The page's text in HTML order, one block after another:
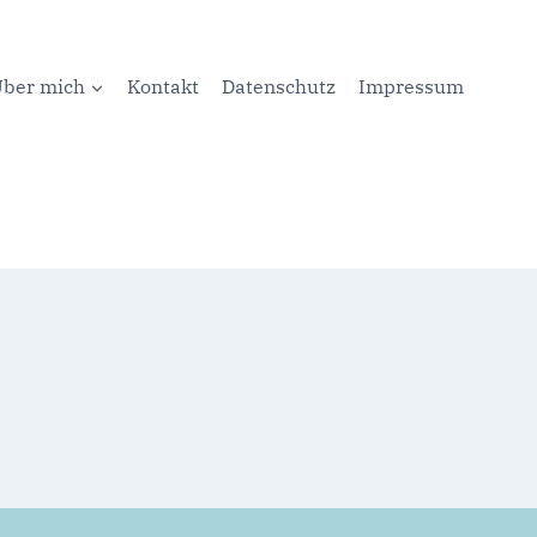
mich Kontakt Datenschutz Impressum